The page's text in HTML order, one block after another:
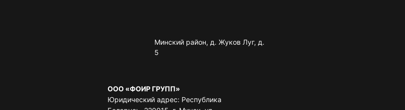
Минский район, д. Жуков Луг, д.
5
ООО «ФОИР ГРУПП»
Юридический адрес: Республика